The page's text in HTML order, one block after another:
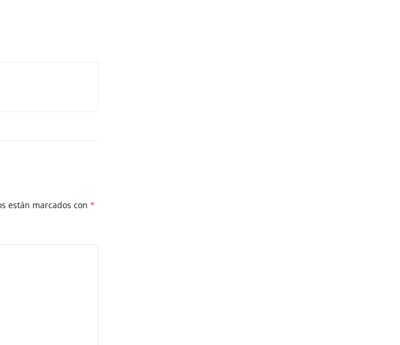
están marcados con *